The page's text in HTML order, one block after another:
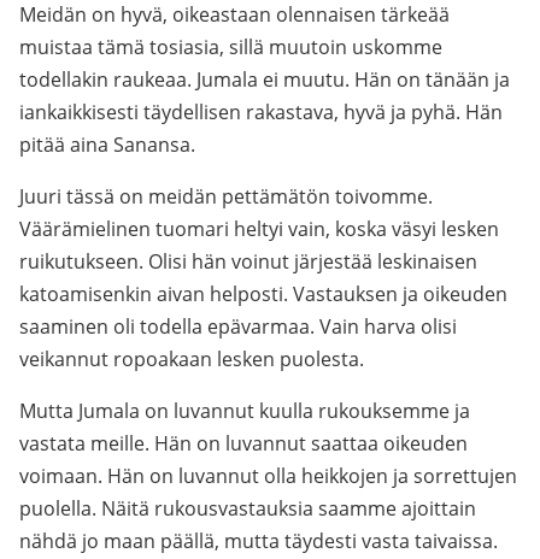
Meidän on hyvä, oikeastaan olennaisen tärkeää
muistaa tämä tosiasia, sillä muutoin uskomme
todellakin raukeaa. Jumala ei muutu. Hän on tänään ja
iankaikkisesti täydellisen rakastava, hyvä ja pyhä. Hän
pitää aina Sanansa.
Juuri tässä on meidän pettämätön toivomme.
Väärämielinen tuomari heltyi vain, koska väsyi lesken
ruikutukseen. Olisi hän voinut järjestää leskinaisen
katoamisenkin aivan helposti. Vastauksen ja oikeuden
saaminen oli todella epävarmaa. Vain harva olisi
veikannut ropoakaan lesken puolesta.
Mutta Jumala on luvannut kuulla rukouksemme ja
vastata meille. Hän on luvannut saattaa oikeuden
voimaan. Hän on luvannut olla heikkojen ja sorrettujen
puolella. Näitä rukousvastauksia saamme ajoittain
nähdä jo maan päällä, mutta täydesti vasta taivaissa.